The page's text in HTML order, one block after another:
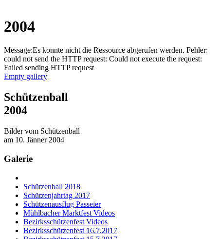
2004
Message:Es konnte nicht die Ressource abgerufen werden. Fehler:
could not send the HTTP request: Could not execute the request:
Failed sending HTTP request
Empty gallery
Schützenball
2004
Bilder vom Schützenball
am 10. Jänner 2004
Galerie
Schützenball 2018
Schützenjahrtag 2017
Schützenausflug Passeier
Mühlbacher Marktfest Videos
Bezirksschützenfest Videos
Bezirksschützenfest 16.7.2017